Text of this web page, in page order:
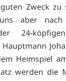
Zweck zu
aber
24-
Heimspiel
werden die